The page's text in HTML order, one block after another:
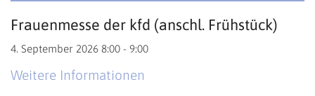
Datum: 4. September 2026
Frauenmesse der kfd (anschl. Frühstück)
4. September 2026 8:00 - 9:00
Weitere Informationen